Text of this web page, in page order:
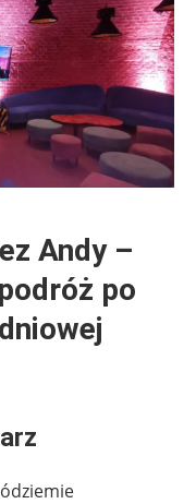
Andy –
po